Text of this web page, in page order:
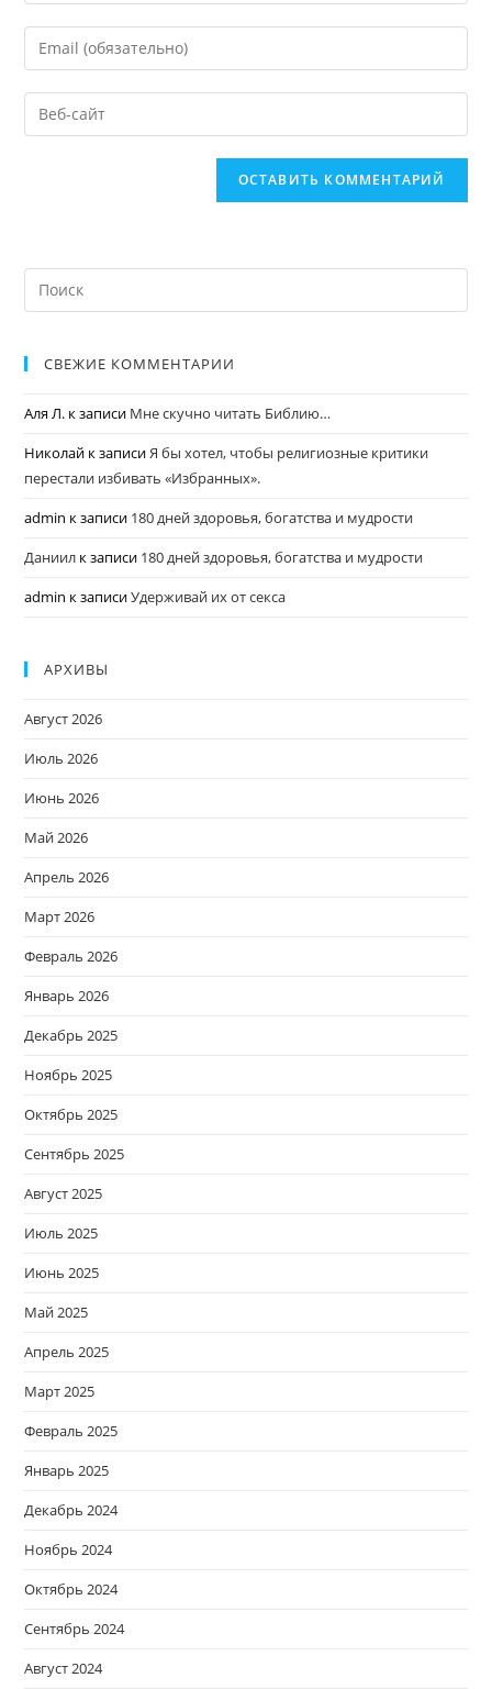
СВЕЖИЕ КОММЕНТАРИИ
Аля Л. к записи Мне скучно читать Библию…
Николай к записиЯ бы хотел, чтобы религиозные критики
перестали избивать «Избранных».
admin к записи 180 дней здоровья, богатства и мудрости
Даниил к записи 180 дней здоровья, богатства и мудрости
admin к записиУдерживай их от секса
АРХИВЫ
Август 2026
Июль 2026
Июнь 2026
Май 2026
Апрель 2026
Март 2026
Февраль 2026
Январь 2026
Декабрь 2025
Ноябрь 2025
Октябрь 2025
Сентябрь 2025
Август 2025
Июль 2025
Июнь 2025
Май 2025
Апрель 2025
Март 2025
Февраль 2025
Январь 2025
Декабрь 2024
Ноябрь 2024
Октябрь 2024
Сентябрь 2024
Август 2024